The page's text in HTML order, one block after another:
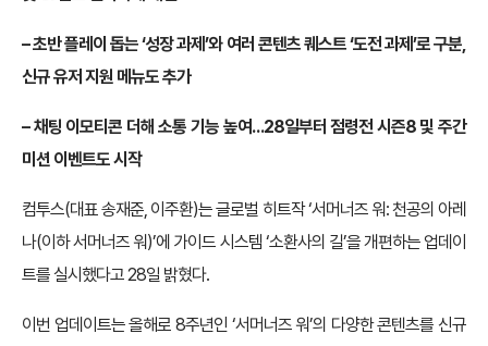
– 초반 플레이 돕는 ‘성장 과제’와 여러 콘텐츠 퀘스트 ‘도전 과제’로 구분,
신규 유저 지원 메뉴도 추가
– 채팅 이모티콘 더해 소통 기능 높여…28일부터 점령전 시즌8 및 주간
미션 이벤트도 시작
컴투스(대표 송재준, 이주환)는 글로벌 히트작 ‘서머너즈 워: 천공의 아레
나(이하 서머너즈 워)’에 가이드 시스템 ‘소환사의 길’을 개편하는 업데이
트를 실시했다고 28일 밝혔다.
이번 업데이트는 올해로 8주년인 ‘서머너즈 워’의 다양한 콘텐츠를 신규